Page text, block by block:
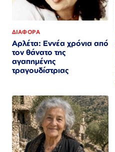
ΔΙΑΦΟΡΑ
Αρλέτα: Εννέα χρόνια από
τον θάνατο της
αγαπημένης
τραγουδίστριας